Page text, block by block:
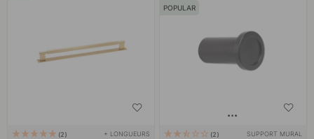
2 + LONGUEURS
POPULAR
2 SUPPORT MURAL